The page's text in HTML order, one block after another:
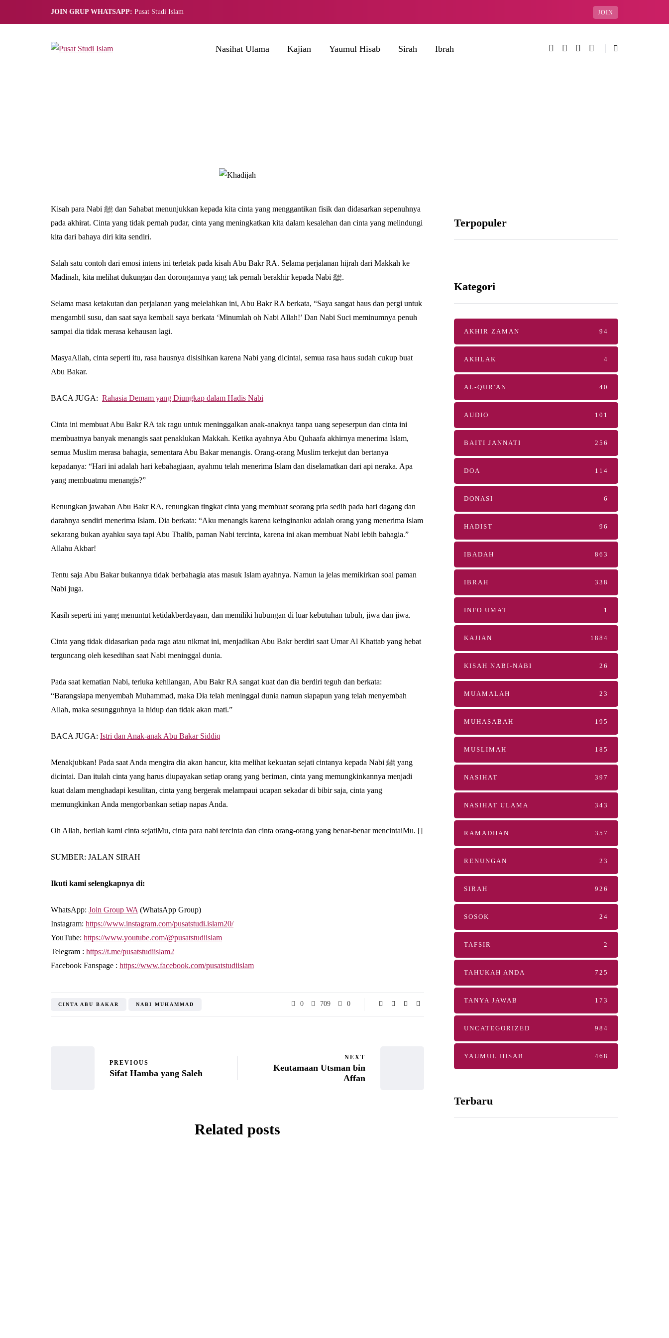
JOIN GRUP WHATSAPP: Pusat Studi Islam JOIN
Nasihat Ulama Kajian Yaumul Hisab Sirah Ibrah
Kisah para Nabi ﷺ dan Sahabat menunjukkan kepada kita cinta yang menggantikan fisik dan didasarkan sepenuhnya
pada akhirat. Cinta yang tidak pernah pudar, cinta yang meningkatkan kita dalam kesalehan dan cinta yang melindungi
kita dari bahaya diri kita sendiri.
Salah satu contoh dari emosi intens ini terletak pada kisah Abu Bakr RA. Selama perjalanan hijrah dari Makkah ke
Madinah, kita melihat dukungan dan dorongannya yang tak pernah berakhir kepada Nabi ﷺ.
Selama masa ketakutan dan perjalanan yang melelahkan ini, Abu Bakr RA berkata, “Saya sangat haus dan pergi untuk
mengambil susu, dan saat saya kembali saya berkata ‘Minumlah oh Nabi Allah!’ Dan Nabi Suci meminumnya penuh
sampai dia tidak merasa kehausan lagi.
MasyaAllah, cinta seperti itu, rasa hausnya disisihkan karena Nabi yang dicintai, semua rasa haus sudah cukup buat
Abu Bakar.
BACA JUGA: Rahasia Demam yang Diungkap dalam Hadis Nabi
Cinta ini membuat Abu Bakr RA tak ragu untuk meninggalkan anak-anaknya tanpa uang sepeserpun dan cinta ini
membuatnya banyak menangis saat penaklukan Makkah. Ketika ayahnya Abu Quhaafa akhirnya menerima Islam,
semua Muslim merasa bahagia, sementara Abu Bakar menangis. Orang-orang Muslim terkejut dan bertanya
kepadanya: “Hari ini adalah hari kebahagiaan, ayahmu telah menerima Islam dan diselamatkan dari api neraka. Apa
yang membuatmu menangis?”
Renungkan jawaban Abu Bakr RA, renungkan tingkat cinta yang membuat seorang pria sedih pada hari dagang dan
darahnya sendiri menerima Islam. Dia berkata: “Aku menangis karena keinginanku adalah orang yang menerima Islam
sekarang bukan ayahku saya tapi Abu Thalib, paman Nabi tercinta, karena ini akan membuat Nabi lebih bahagia.”
Allahu Akbar!
Tentu saja Abu Bakar bukannya tidak berbahagia atas masuk Islam ayahnya. Namun ia jelas memikirkan soal paman
Nabi juga.
Kasih seperti ini yang menuntut ketidakberdayaan, dan memiliki hubungan di luar kebutuhan tubuh, jiwa dan jiwa.
Cinta yang tidak didasarkan pada raga atau nikmat ini, menjadikan Abu Bakr berdiri saat Umar Al Khattab yang hebat
terguncang oleh kesedihan saat Nabi meninggal dunia.
Pada saat kematian Nabi, terluka kehilangan, Abu Bakr RA sangat kuat dan dia berdiri teguh dan berkata:
“Barangsiapa menyembah Muhammad, maka Dia telah meninggal dunia namun siapapun yang telah menyembah
Allah, maka sesungguhnya Ia hidup dan tidak akan mati.”
BACA JUGA: Istri dan Anak-anak Abu Bakar Siddiq
Menakjubkan! Pada saat Anda mengira dia akan hancur, kita melihat kekuatan sejati cintanya kepada Nabi ﷺ yang
dicintai. Dan itulah cinta yang harus diupayakan setiap orang yang beriman, cinta yang memungkinkannya menjadi
kuat dalam menghadapi kesulitan, cinta yang bergerak melampaui ucapan sekadar di bibir saja, cinta yang
memungkinkan Anda mengorbankan setiap napas Anda.
Oh Allah, berilah kami cinta sejatiMu, cinta para nabi tercinta dan cinta orang-orang yang benar-benar mencintaiMu. []
SUMBER: JALAN SIRAH
Ikuti kami selengkapnya di:
WhatsApp: Join Group WA (WhatsApp Group)
Instagram: https://www.instagram.com/pusatstudi.islam20/
YouTube: https://www.youtube.com/@pusatstudiislam
Telegram : https://t.me/pusatstudiislam2
Facebook Fanspage : https://www.facebook.com/pusatstudiislam
CINTA ABU BAKAR NABI MUHAMMAD 0 709 0
PREVIOUS
Sifat Hamba yang Saleh
NEXT
Keutamaan Utsman bin
Affan
Related posts
Terpopuler
Kategori
AKHIR ZAMAN 94
AKHLAK 4
AL-QUR'AN 40
AUDIO 101
BAITI JANNATI 256
DOA 114
DONASI 6
HADIST 96
IBADAH 863
IBRAH 338
INFO UMAT 1
KAJIAN 1884
KISAH NABI-NABI 26
MUAMALAH 23
MUHASABAH 195
MUSLIMAH 185
NASIHAT 397
NASIHAT ULAMA 343
RAMADHAN 357
RENUNGAN 23
SIRAH 926
SOSOK 24
TAFSIR 2
TAHUKAH ANDA 725
TANYA JAWAB 173
UNCATEGORIZED 984
YAUMUL HISAB 468
Terbaru